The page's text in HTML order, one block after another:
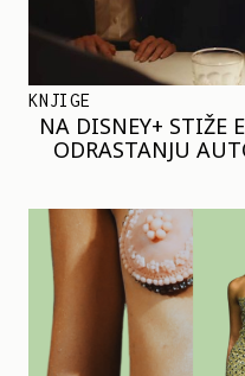
KNJIGE
NA DISNEY+ STIŽE
ODRASTANJU